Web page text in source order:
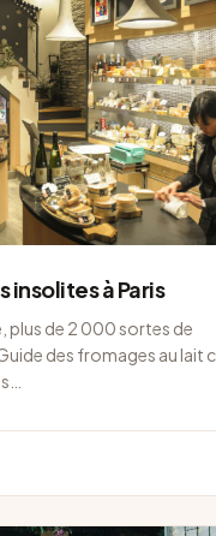
à Paris
plus de 2 000 sortes de
des fromages au lait